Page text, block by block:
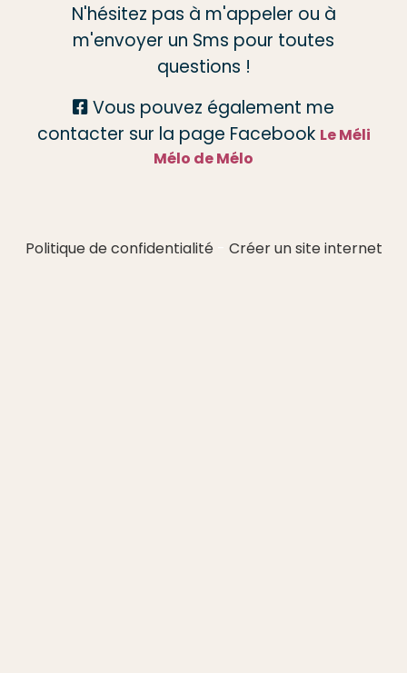
N'hésitez pas à m'appeler ou à
m'envoyer un Sms pour toutes
questions !
 Vous pouvez également me
contacter sur la page Facebook Le Méli
Mélo de Mélo
Politique de confidentialité Créer un site internet